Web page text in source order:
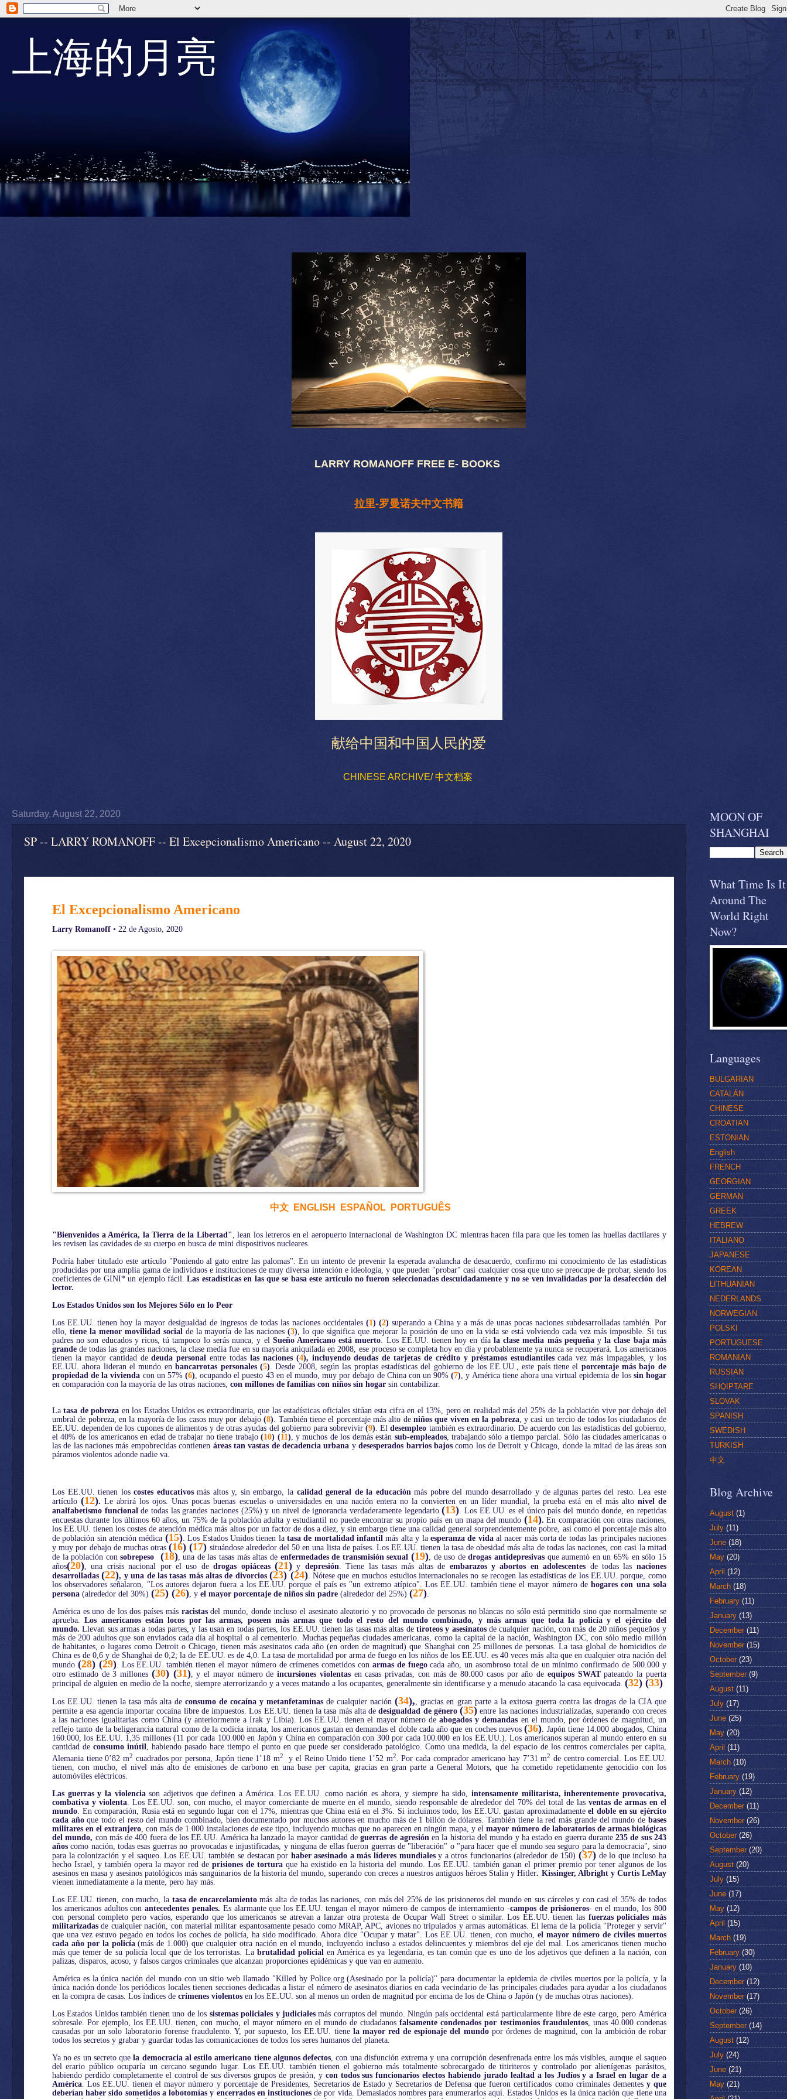
上海的月亮
LARRY ROMANOFF FREE E- BOOKS
拉里-罗曼诺夫中文书籍
献给中国和中国人民的爱
CHINESE ARCHIVE/ 中文档案
Saturday, August 22, 2020
SP -- LARRY ROMANOFF -- El Excepcionalismo Americano -- August 22, 2020
El Excepcionalismo Americano
Larry Romanoff • 22 de Agosto, 2020
中文 ENGLISH ESPAÑOL PORTUGUÊS
"Bienvenidos a América, la Tierra de la Libertad", lean los letreros en el aeropuerto internacional de Washington DC mientras hacen fila para que les tomen las huellas dactilares y
les revisen las cavidades de su cuerpo en busca de mini dispositivos nucleares.
Podría haber titulado este artículo "Poniendo al gato entre las palomas". En un intento de prevenir la esperada avalancha de desacuerdo, confirmo mi conocimiento de las estadísticas
producidas por una amplia gama de individuos e instituciones de muy diversa intención e ideología, y que pueden "probar" casi cualquier cosa que uno se preocupe de probar, siendo los
coeficientes de GINI* un ejemplo fácil.Las estadísticas en las que se basa este artículo no fueron seleccionadas descuidadamente y no se ven invalidadas por la desafección del
lector.
Los Estados Unidos son los Mejores Sólo en lo Peor
Los EE.UU. tienen hoy la mayor desigualdad de ingresos de todas las naciones occidentales (1) (2) superando a China y a más de unas pocas naciones subdesarrolladas también. Por
ello, tiene la menor movilidad socialde la mayoría de las naciones(3), lo que significa que mejorar la posición de uno en la vida se está volviendo cada vez más imposible. Si tus
padres no son educados y ricos, tú tampoco lo serás nunca, y elSueño Americano está muerto. Los EE.UU. tienen hoy en día la clase media más pequeña y la clase baja más
grande de todas las grandes naciones, la clase media fue en su mayoría aniquilada en 2008, ese proceso se completa hoy en día y probablemente ya nunca se recuperará. Los americanos
tienen la mayor cantidad dedeuda personalentre todas las naciones (4), incluyendo deudas de tarjetas de crédito y préstamos estudiantilescada vez más impagables, y los
EE.UU. ahora lideran el mundo enbancarrotas personales (5). Desde 2008, según las propias estadísticas del gobierno de los EE.UU., este país tiene el porcentaje más bajo de
propiedad de la vivienda con un 57%(6), ocupando el puesto 43 en el mundo, muy por debajo de China con un 90%(7), y América tiene ahora una virtual epidemia de los sin hogar
en comparación con la mayoría de las otras naciones, con millones de familias con niños sin hogar sin contabilizar.
Latasa de pobreza en los Estados Unidos es extraordinaria, que las estadísticas oficiales sitúan esta cifra en el 13%, pero en realidad más del 25% de la población vive por debajo del
umbral de pobreza, en la mayoría de los casos muy por debajo(8). También tiene el porcentaje más alto de niños que viven en la pobreza, y casi un tercio de todos los ciudadanos de
EE.UU. dependen de los cupones de alimentos y de otras ayudas del gobierno para sobrevivir(9). Eldesempleo también es extraordinario. De acuerdo con las estadísticas del gobierno,
el 40% de los americanos en edad de trabajar no tiene trabajo(10) (11), y muchos de los demás están sub-empleados, trabajando sólo a tiempo parcial. Sólo las ciudades americanas o
las de las naciones más empobrecidas contienen áreas tan vastas de decadencia urbana ydesesperados barrios bajos como los de Detroit y Chicago, donde la mitad de las áreas son
páramos violentos adonde nadie va.
Los EE.UU. tienen loscostes educativosmás altos y, sin embargo, la calidad general de la educaciónmás pobre del mundo desarrollado y de algunas partes del resto. Lea este
artículo(12). Le abrirá los ojos. Unas pocas buenas escuelas o universidades en una nación entera no la convierten en un líder mundial, la prueba está en el más alto nivel de
analfabetismo funcionalde todas las grandes naciones (25%) y un nivel de ignorancia verdaderamente legendario(13). Los EE.UU. es el único país del mundo donde, en repetidas
encuestas durante los últimos 60 años, un 75% de la población adulta y estudiantil no puede encontrar su propio país en un mapa del mundo (14). En comparación con otras naciones,
los EE.UU. tienen los costes de atención médica más altos por un factor de dos a diez, y sin embargo tiene una calidad general sorprendentemente pobre, así como el porcentaje más alto
de población sin atención médica (15). Los Estados Unidos tienen la tasa de mortalidad infantilmás alta y la esperanza de vidaal nacer más corta de todas las principales naciones
y muy por debajo de muchas otras(16) (17) situándose alrededor del 50 en una lista de países. Los EE.UU. tienen la tasa de obesidad más alta de todas las naciones, con casi la mitad
de la población consobrepeso (18), una de las tasas más altas de enfermedades de transmisión sexual (19), de uso dedrogas antidepresivas que aumentó en un 65% en sólo 15
años(20), una crisis nacional por el uso dedrogas opiáceas (21) y depresión. Tiene las tasas más altas de embarazos y abortos en adolescentes de todas las naciones
desarrolladas(22), y una de las tasas más altas de divorcios(23) (24). Nótese que en muchos estudios internacionales no se recogen las estadísticas de los EE.UU. porque, como
los observadores señalaron, "Los autores dejaron fuera a los EE.UU. porque el país es "un extremo atípico". Los EE.UU. también tiene el mayor número dehogares con una sola
persona (alrededor del 30%) (25) (26), y el mayor porcentaje de niños sin padre (alrededor del 25%) (27).
América es uno de los dos países más racistasdel mundo, donde incluso el asesinato aleatorio y no provocado de personas no blancas no sólo está permitido sino que normalmente se
aprueba.Los americanos están locos por las armas, poseen más armas que todo el resto del mundo combinado, y más armas que toda la policía y el ejército del
mundo. Llevan sus armas a todas partes, y las usan en todas partes, los EE.UU. tienen las tasas más altas de tiroteos y asesinatosde cualquier nación, con más de 20 niños pequeños y
más de 200 adultos que son enviados cada día al hospital o al cementerio. Muchas pequeñas ciudades americanas, como la capital de la nación, Washington DC, con sólo medio millón
de habitantes, o lugares como Detroit o Chicago, tienen más asesinatos cada año (en orden de magnitud) que Shanghai con 25 millones de personas. La tasa global de homicidios de
China es de 0,6 y de Shanghai de 0,2; la de EE.UU. es de 4,0. La tasa de mortalidad por arma de fuego en los niños de los EE.UU. es 40 veces más alta que en cualquier otra nación del
mundo (28) (29). Los EE.UU. también tienen el mayor número de crímenes cometidos con armas de fuegocada año, un asombroso total de un mínimo confirmado de 500.000 y
otro estimado de 3 millones (30) (31), y el mayor número deincursiones violentasen casas privadas, con más de 80.000 casos por año de equipos SWATpateando la puerta
principal de alguien en medio de la noche, siempre aterrorizando y a veces matando a los ocupantes, generalmente sin identificarse y a menudo atacando la casa equivocada. (32) (33)
Los EE.UU. tienen la tasa más alta deconsumo de cocaína y metanfetaminas de cualquier nación(34),, gracias en gran parte a la exitosa guerra contra las drogas de la CIA que
permite a esa agencia importar cocaína libre de impuestos. Los EE.UU. tienen la tasa más alta dedesigualdad de género (35) entre las naciones industrializadas, superando con creces
a las naciones igualitarias como China (y anteriormente a Irak y Libia). Los EE.UU. tienen el mayor número deabogados y demandas en el mundo, por órdenes de magnitud, un
reflejo tanto de la beligerancia natural como de la codicia innata, los americanos gastan en demandas el doble cada año que en coches nuevos(36). Japón tiene 14.000 abogados, China
160.000, los EE.UU. 1,35 millones (11 por cada 100.000 en Japón y China en comparación con 300 por cada 100.000 en los EE.UU.). Los americanos superan al mundo entero en su
cantidad de consumo inútil, habiendo pasado hace tiempo el punto en que puede ser considerado patológico. Como una medida, la del espacio de los centros comerciales per capita,
Alemania tiene 0’82 m2 cuadrados por persona, Japón tiene 1’18 m2 y el Reino Unido tiene 1’52 m2 . Por cada comprador americano hay 7’31 m2 de centro comercial. Los EE.UU.
tienen, con mucho, el nivel más alto de emisiones de carbono en una base per capita, gracias en gran parte a General Motors, que ha cometido repetidamente genocidio con los
automóviles eléctricos.
Las guerras y la violenciason adjetivos que definen a América. Los EE.UU. como nación es ahora, y siempre ha sido, intensamente militarista, inherentemente provocativa,
combativa y violenta . Los EE.UU. son, con mucho, el mayor comerciante de muerte en el mundo, siendo responsable de alrededor del 70% del total de las ventas de armas en el
mundo . En comparación, Rusia está en segundo lugar con el 17%, mientras que China está en el 3%. Si incluimos todo, los EE.UU. gastan aproximadamenteel doble en su ejército
cada añoque todo el resto del mundo combinado, bien documentado por muchos autores en mucho más de 1 billón de dólares. También tiene la red más grande del mundo de bases
militares en el extranjero , con más de 1.000 instalaciones de este tipo, incluyendo muchas que no aparecen en ningún mapa, y elmayor número de laboratorios de armas biológicas
del mundo, con más de 400 fuera de los EE.UU. América ha lanzado la mayor cantidad deguerras de agresión en la historia del mundo y ha estado en guerra durante235 de sus 243
años como nación, todas esas guerras no provocadas e injustificadas, y ninguna de ellas fueron guerras de "liberación" o "para hacer que el mundo sea seguro para la democracia", sino
para la colonización y el saqueo. Los EE.UU. también se destacan por haber asesinado a más líderes mundialesy a otros funcionarios (alrededor de 150)(37) de lo que incluso ha
hecho Israel, y también opera la mayor red deprisiones de tortura que ha existido en la historia del mundo. Los EE.UU. también ganan el primer premio por tener algunos de los
asesinos en masa y asesinos patológicos más sanguinarios de la historia del mundo, superando con creces a nuestros antiguos héroes Stalin y Hitler. Kissinger, Albright y Curtis LeMay
vienen inmediatamente a la mente, pero hay más.
Los EE.UU. tienen, con mucho, la tasa de encarcelamientomás alta de todas las naciones, con más del 25% de los prisioneros del mundo en sus cárceles y con casi el 35% de todos
los americanos adultos conantecedentes penales. Es alarmante que los EE.UU. tengan el mayor número de campos de internamiento -campos de prisioneros- en el mundo, los 800
con personal completo pero vacíos, esperando que los americanos se atrevan a lanzar otra protesta de Ocupar Wall Street o similar. Los EE.UU. tienen las fuerzas policiales más
militarizadas de cualquier nación, con material militar espantosamente pesado como MRAP, APC, aviones no tripulados y armas automáticas. El lema de la policía "Proteger y servir"
que una vez estuvo pegado en todos los coches de policía, ha sido modificado. Ahora dice "Ocupar y matar". Los EE.UU. tienen, con mucho,el mayor número de civiles muertos
cada año por la policía(más de 1.000) que cualquier otra nación en el mundo, incluyendo incluso a estados delincuentes y miembros del eje del mal. Los americanos tienen mucho
más que temer de su policía local que de los terroristas. La brutalidad policial en América es ya legendaria, es tan común que es uno de los adjetivos que definen a la nación, con
palizas, disparos, acoso, y falsos cargos criminales que alcanzan proporciones epidémicas y que van en aumento.
América es la única nación del mundo con un sitio web llamado "Killed by Police.org (Asesinado por la policía)" para documentar la epidemia de civiles muertos por la policía, y la
única nación donde los periódicos locales tienen secciones dedicadas a listar el número de asesinatos diarios en cada vecindario de las principales ciudades para ayudar a los ciudadanos
en la compra de casas. Los índices de crímenes violentos en los EE.UU. son al menos un orden de magnitud por encima de los de China o Japón (y de muchas otras naciones).
Los Estados Unidos también tienen uno de los sistemas policiales y judiciales más corruptos del mundo. Ningún país occidental está particularmente libre de este cargo, pero América
sobresale. Por ejemplo, los EE.UU. tienen, con mucho, el mayor número en el mundo de ciudadanosfalsamente condenados por testimonios fraudulentos, unas 40.000 condenas
causadas por un solo laboratorio forense fraudulento. Y, por supuesto, los EE.UU. tiene la mayor red de espionaje del mundopor órdenes de magnitud, con la ambición de robar
todos los secretos y grabar y guardar todas las comunicaciones de todos los seres humanos del planeta.
Ya no es un secreto quela democracia al estilo americano tiene algunos defectos , con una disfunción extrema y una corrupción desenfrenada entre los más visibles, aunque el saqueo
del erario público ocuparía un cercano segundo lugar. Los EE.UU. también tienen el gobierno más totalmente sobrecargado de titiriteros y controlado por alienígenas parásitos,
habiendo perdido completamente el control de sus diversos grupos de presión, y con todos sus funcionarios electos habiendo jurado lealtad a los Judíos y a Israel en lugar de a
América . Los EE.UU. tienen el mayor número y porcentaje de Presidentes, Secretarios de Estado y Secretarios de Defensa que fueron certificados como criminales dementes y que
deberían haber sido sometidos a lobotomías y encerrados en instituciones de por vida. Demasiados nombres para enumerarlos aquí. Estados Unidos es la única nación que tiene una
MOON OF
SHANGHAI
What Time Is It
Around The
World Right
Now?
Languages
BULGARIAN
CATALÁN
CHINESE
CROATIAN
ESTONIAN
English
FRENCH
GEORGIAN
GERMAN
GREEK
HEBREW
ITALIANO
JAPANESE
KOREAN
LITHUANIAN
NEDERLANDS
NORWEGIAN
POLSKI
PORTUGUESE
ROMANIAN
RUSSIAN
SHQIPTARE
SLOVAK
SPANISH
SWEDISH
TURKISH
中文
Blog Archive
August (1)
July (11)
June (18)
May (20)
April (12)
March (18)
February (11)
January (13)
December(11)
November(15)
October(23)
September(9)
August (11)
July (17)
June (25)
May (20)
April (11)
March (10)
February (19)
January (12)
December(11)
November(26)
October(26)
September(20)
August (20)
July (15)
June (17)
May (12)
April (15)
March (19)
February (30)
January (10)
December(12)
November(17)
October(26)
September(14)
August (12)
July (24)
June (21)
May (21)